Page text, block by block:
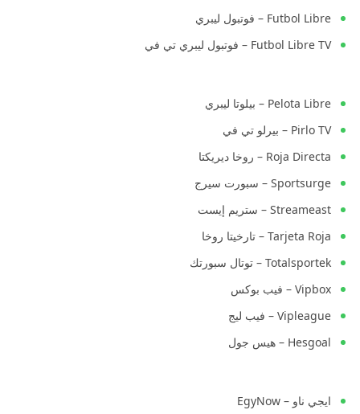
Futbol Libre – فوتبول ليبري
Futbol Libre TV – فوتبول ليبري تي في
Pelota Libre – بيلوتا ليبري
Pirlo TV – بيرلو تي في
Roja Directa – روخا ديريكتا
Sportsurge – سبورت سيرج
Streameast – ستريم إيست
Tarjeta Roja – تارخيتا روخا
Totalsportek – توتال سبورتك
Vipbox – فيب بوكس
Vipleague – فيب ليج
Hesgoal – هيس جول
ايجي ناو – EgyNow